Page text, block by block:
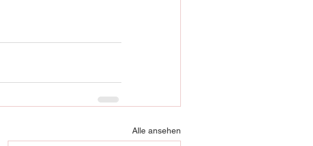
Alle ansehen